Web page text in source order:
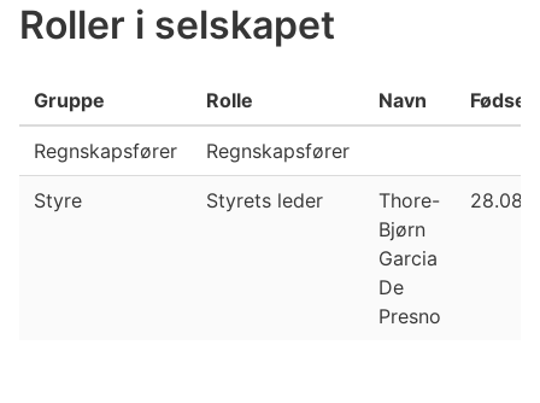
Roller i selskapet
Gruppe Rolle Navn
Regnskapsfører Regnskapsfører
Styre Styrets leder
Thore-
Bjørn
Garcia
De
Presno